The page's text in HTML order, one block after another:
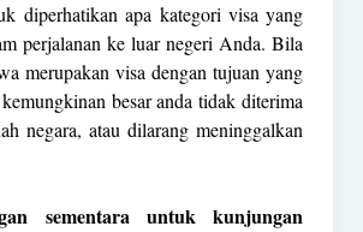
diperhatikan apa kategori visa yang
perjalanan ke luar negeri Anda. Bila
merupakan visa dengan tujuan yang
besar anda tidak diterima
negara, atau dilarang meninggalkan
sementara untuk kunjungan